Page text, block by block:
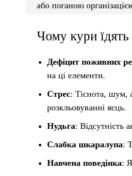
або поганою
Чому кури їдять
Дефіцит поживних
на ці елементи.
Стрес: Тіснота, шум,
розкльовуванні яєць.
Нудьга: Відсутність
Слабка шкаралупа:
Навчена поведінка: